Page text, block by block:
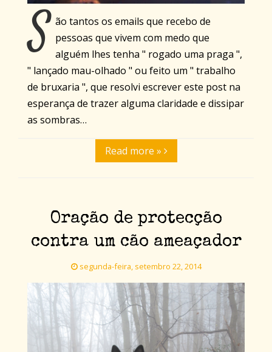
S ão tantos os emails que recebo de
pessoas que vivem com medo que
alguém lhes tenha " rogado uma praga ",
" lançado mau-olhado " ou feito um " trabalho
de bruxaria ", que resolvi escrever este post na
esperança de trazer alguma claridade e dissipar
as sombras…
Read more »
Oração de protecção
contra um cão ameaçador
segunda-feira, setembro 22, 2014